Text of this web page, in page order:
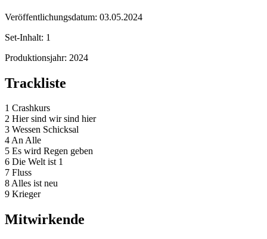
Veröffentlichungsdatum: 03.05.2024
Set-Inhalt: 1
Produktionsjahr: 2024
Trackliste
1 Crashkurs
2 Hier sind wir sind hier
3 Wessen Schicksal
4 An Alle
5 Es wird Regen geben
6 Die Welt ist 1
7 Fluss
8 Alles ist neu
9 Krieger
Mitwirkende